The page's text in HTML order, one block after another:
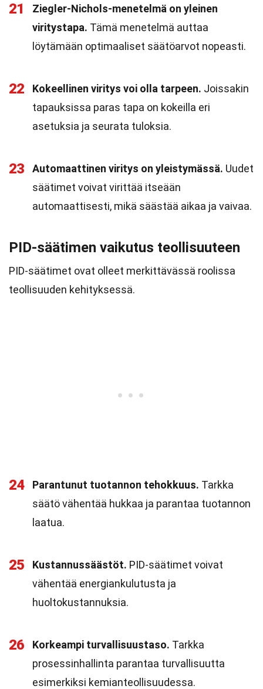
21
Ziegler-Nichols-menetelmä on yleinen
viritystapa. Tämä menetelmä auttaa
löytämään optimaaliset säätöarvot nopeasti.
22 Kokeellinen viritys voi olla tarpeen. Joissakin
tapauksissa paras tapa on kokeilla eri
asetuksia ja seurata tuloksia.
23 Automaattinen viritys on yleistymässä. Uudet
säätimet voivat virittää itseään
automaattisesti, mikä säästää aikaa ja vaivaa.
PID-säätimen vaikutus teollisuuteen
PID-säätimet ovat olleet merkittävässä roolissa
teollisuuden kehityksessä.
24 Parantunut tuotannon tehokkuus. Tarkka
säätö vähentää hukkaa ja parantaa tuotannon
laatua.
25 Kustannussäästöt. PID-säätimet voivat
vähentää energiankulutusta ja
huoltokustannuksia.
26 Korkeampi turvallisuustaso. Tarkka
prosessinhallinta parantaa turvallisuutta
esimerkiksi kemianteollisuudessa.